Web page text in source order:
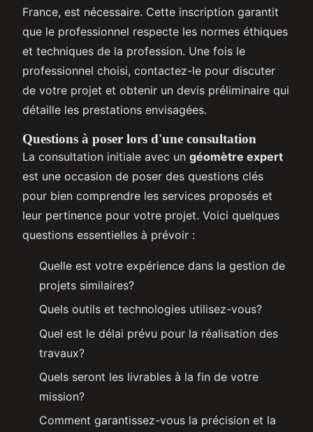
France, est nécessaire. Cette inscription garantit
que le professionnel respecte les normes éthiques
et techniques de la profession. Une fois le
professionnel choisi, contactez-le pour discuter
de votre projet et obtenir un devis préliminaire qui
détaille les prestations envisagées.
Questions à poser lors d'une consultation
La consultation initiale avec un géomètre expert
est une occasion de poser des questions clés
pour bien comprendre les services proposés et
leur pertinence pour votre projet. Voici quelques
questions essentielles à prévoir :
Quelle est votre expérience dans la gestion de
projets similaires?
Quels outils et technologies utilisez-vous?
Quel est le délai prévu pour la réalisation des
travaux?
Quels seront les livrables à la fin de votre
mission?
Comment garantissez-vous la précision et la